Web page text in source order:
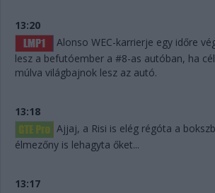
13:20
Alonso WEC-karrierje egy időre
lesz a befutóember a #8-as autóban, ha
múlva világbajnok lesz az autó.
13:18
Ajjaj, a Risi is elég régóta a
élmezőny is lehagyta őket...
13:17